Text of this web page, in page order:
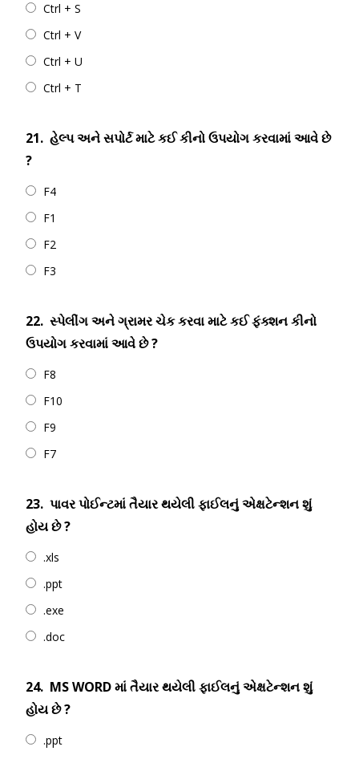
Ctrl + S
Ctrl + V
Ctrl + U
Ctrl + T
21. હેલ્પ અને સપોર્ટ માટે કઈ કીનો ઉપયોગ કરવામાં આવે છે
?
F4
F1
F2
F3
22. સ્પેલીંગ અને ગ્રામર ચેક કરવા માટે કઈ ફંક્શન કીનો
ઉપયોગ કરવામાં આવે છે ?
F8
F10
F9
F7
23. પાવર પોઈન્ટમાં તૈયાર થયેલી ફાઈલનું એક્ષટેન્શન શું
હોય છે ?
.xls
.ppt
.exe
.doc
24. MS WORD માં તૈયાર થયેલી ફાઈલનું એક્ષટેન્શન શું
હોય છે ?
.ppt